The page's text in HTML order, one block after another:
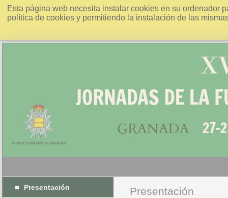
Esta página web necesita instalar cookies en su ordenador
política de cookies y permitiendo la instalación de las
Presentación Presentación